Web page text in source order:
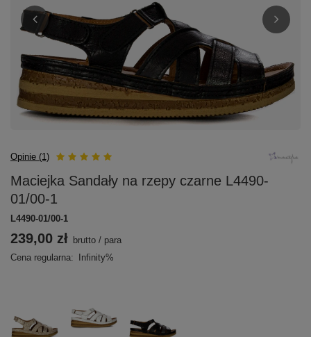
Opinie (1)
Maciejka Sandały na rzepy czarne L4490-
01/00-1
L4490-01/00-1
239,00 zł brutto / para
Cena regularna:
Infinity%